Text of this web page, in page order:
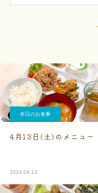
本日のお食事
4月13日(土)のメニュー
2024.04.13